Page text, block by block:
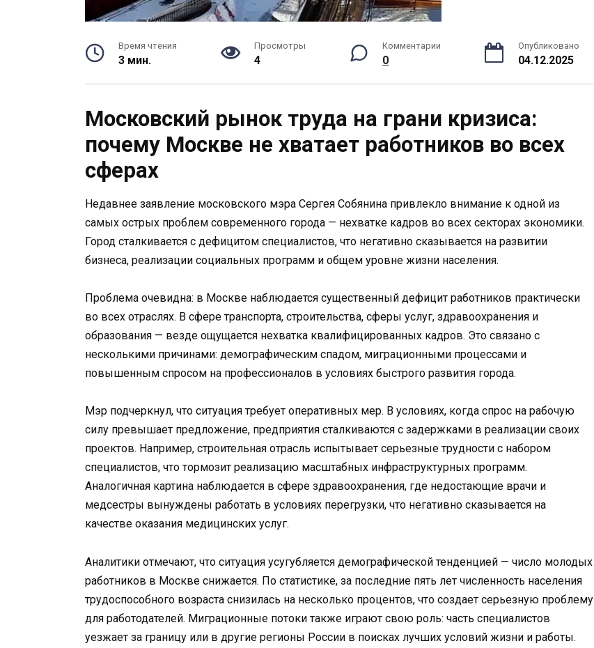
Время чтения
3 мин.
Просмотры
4
Комментарии
0
Опубликовано
04.12.2025
Московский рынок труда на грани кризиса:
почему Москве не хватает работников во всех
сферах
Недавнее заявление московского мэра Сергея Собянина привлекло внимание к одной из
самых острых проблем современного города — нехватке кадров во всех секторах экономики.
Город сталкивается с дефицитом специалистов, что негативно сказывается на развитии
бизнеса, реализации социальных программ и общем уровне жизни населения.
Проблема очевидна: в Москве наблюдается существенный дефицит работников практически
во всех отраслях. В сфере транспорта, строительства, сферы услуг, здравоохранения и
образования — везде ощущается нехватка квалифицированных кадров. Это связано с
несколькими причинами: демографическим спадом, миграционными процессами и
повышенным спросом на профессионалов в условиях быстрого развития города.
Мэр подчеркнул, что ситуация требует оперативных мер. В условиях, когда спрос на рабочую
силу превышает предложение, предприятия сталкиваются с задержками в реализации своих
проектов. Например, строительная отрасль испытывает серьезные трудности с набором
специалистов, что тормозит реализацию масштабных инфраструктурных программ.
Аналогичная картина наблюдается в сфере здравоохранения, где недостающие врачи и
медсестры вынуждены работать в условиях перегрузки, что негативно сказывается на
качестве оказания медицинских услуг.
Аналитики отмечают, что ситуация усугубляется демографической тенденцией — число молодых
работников в Москве снижается. По статистике, за последние пять лет численность населения
трудоспособного возраста снизилась на несколько процентов, что создает серьезную проблему
для работодателей. Миграционные потоки также играют свою роль: часть специалистов
уезжает за границу или в другие регионы России в поисках лучших условий жизни и работы.